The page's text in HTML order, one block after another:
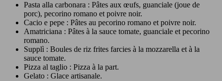
Pasta alla carbonara : Pâtes aux œufs, guanciale (joue de
porc), pecorino romano et poivre noir.
Cacio e pepe : Pâtes au pecorino romano et poivre noir.
Amatriciana : Pâtes à la sauce tomate, guanciale et pecorino
romano.
Supplì : Boules de riz frites farcies à la mozzarella et à la
sauce tomate.
Pizza al taglio : Pizza à la part.
Gelato : Glace artisanale.